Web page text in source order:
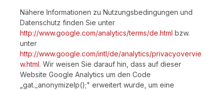
Nähere Informationen zu Nutzungsbedingungen und
Datenschutz finden Sie unter
http://www.google.com/analytics/terms/de.html bzw.
unter
http://www.google.com/intl/de/analytics/privacyovervie
w.html. Wir weisen Sie darauf hin, dass auf dieser
Website Google Analytics um den Code
„gat._anonymizeIp();" erweitert wurde, um eine